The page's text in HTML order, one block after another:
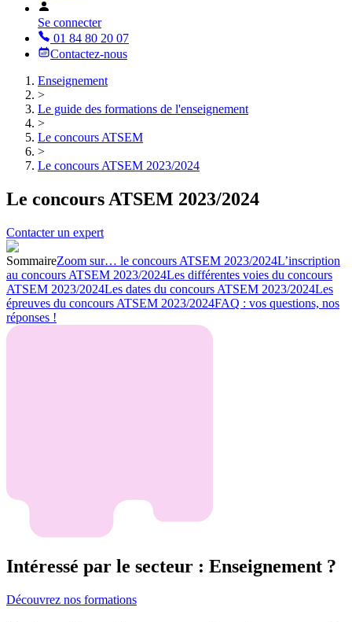
Se connecter
01 84 80 20 07
Contactez-nous
Enseignement
>
Le guide des formations de l'enseignement
>
Le concours ATSEM
>
Le concours ATSEM 2023/2024
Le concours ATSEM 2023/2024
Contacter un expert
SommaireZoom sur… le concours ATSEM 2023/2024L’inscription
au concours ATSEM 2023/2024Les différentes voies du concours
ATSEM 2023/2024Les dates du concours ATSEM 2023/2024Les
épreuves du concours ATSEM 2023/2024FAQ : vos questions, nos
réponses !
Intéressé par le secteur : Enseignement ?
Découvrez nos formations